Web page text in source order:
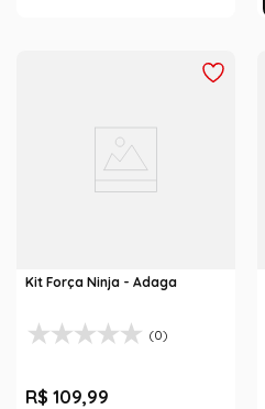
Kit Força Ninja - Adaga
(0)
R$ 109,99